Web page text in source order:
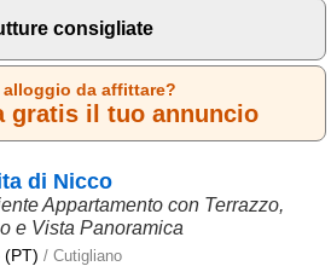
consigliate
alloggio da affittare?
gratis il tuo annuncio
di Nicco
Appartamento con Terrazzo,
e Vista Panoramica
(PT) / Cutigliano